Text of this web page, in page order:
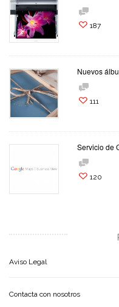
187
Nuevos
111
Servicio de
120
Aviso Legal
Contacta con nosotros